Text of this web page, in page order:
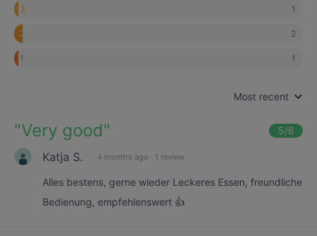
3 1
2 2
1 1
Most recent
"Very good" 5/6
Katja S. 4 months ago · 1 review
Alles bestens, gerne wieder Leckeres Essen, freundliche
Bedienung, empfehlenswert 👍